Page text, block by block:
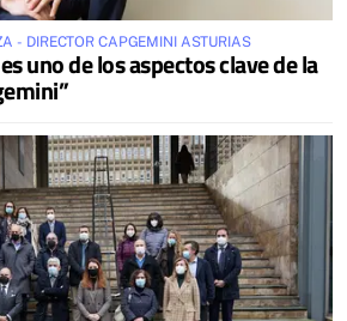
- DIRECTOR CAPGEMINI ASTURIAS
uno de los aspectos clave de la